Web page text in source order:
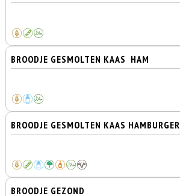
BROODJE GESMOLTEN KAAS HAM
BROODJE GESMOLTEN KAAS HAMBURGER
BROODJE GEZOND